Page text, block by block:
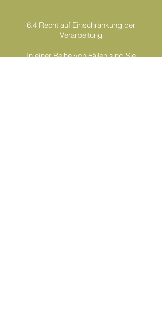
6.4 Recht auf Einschränkung der
Verarbeitung
In einer Reihe von Fällen sind Sie